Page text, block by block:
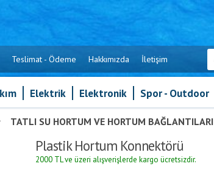
Teslimat - Ödeme Hakkımızda İletişim
Elektrik Elektronik Spor - Outdoor
TATLI SU HORTUM VE HORTUM BAĞLANTILARI
Plastik Hortum Konnektörü
2000 TL ve üzeri alışverişlerde kargo ücretsizdir.